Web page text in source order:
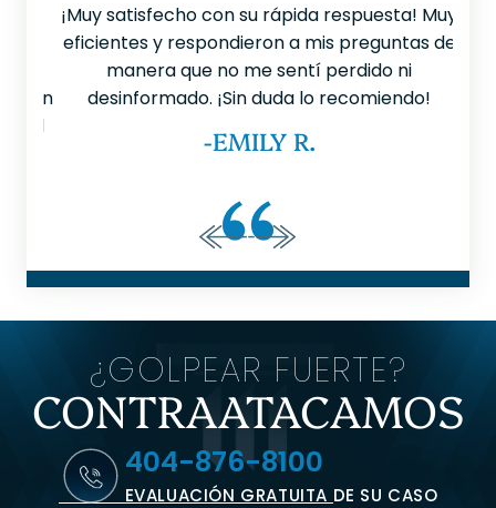
un
el
¡Muy satisfecho con su rápida respuesta! Muy
eficientes y respondieron a mis preguntas de
manera que no me sentí perdido ni
desinformado. ¡Sin duda lo recomiendo!
-EMILY R.
¿GOLPEAR FUERTE?
CONTRAATACAMOS
404-876-8100
EVALUACIÓN GRATUITA DE SU CASO